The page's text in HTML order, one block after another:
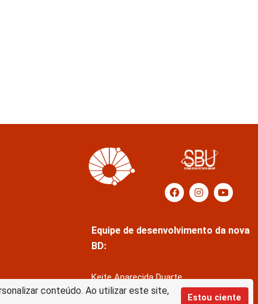
conteúdo. Ao utilizar este site,
Estou ciente
Equipe de desenvolvimento da nova
BD:
Keite Aparecida Duarte
Márcio Vinícius de Jesus Almeida